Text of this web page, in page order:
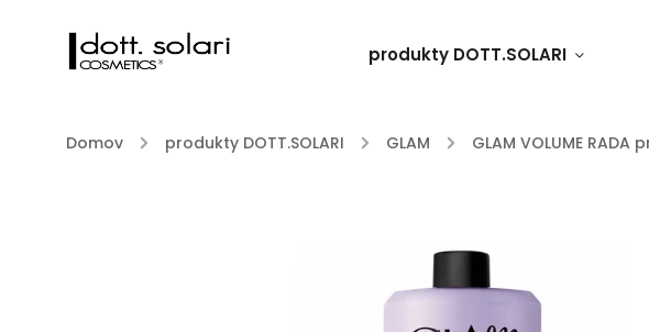
produkty DOTT.SOLARI
Domov / produkty DOTT.SOLARI / GLAM / GLAM VOLUME